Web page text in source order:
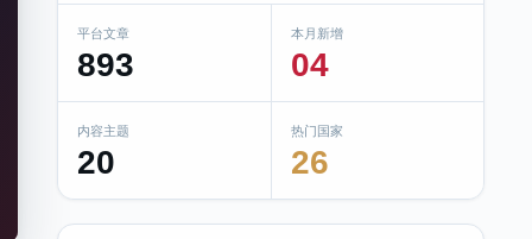
平台文章
893
本月新增
04
内容主题
20
热门国家
26